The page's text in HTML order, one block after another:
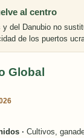
al centro
y del Danubio no
de los puertos
Global
· Cultivos,